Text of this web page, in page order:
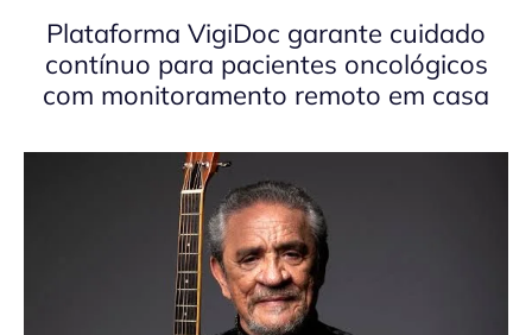
Plataforma VigiDoc garante cuidado
contínuo para pacientes oncológicos
com monitoramento remoto em casa